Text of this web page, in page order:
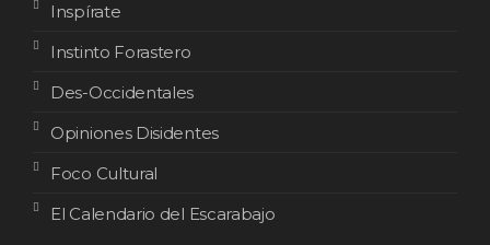
Inspírate
Instinto Forastero
Des-Occidentales
Opiniones Disidentes
Foco Cultural
El Calendario del Escarabajo